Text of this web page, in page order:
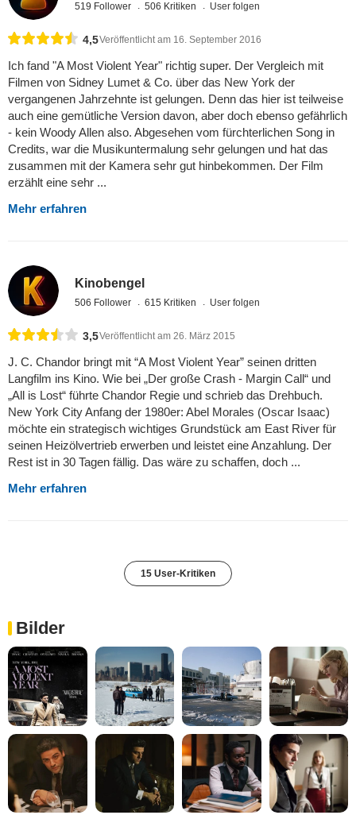
519 Follower 506 Kritiken User folgen
4,5Veröffentlicht am 16. September 2016
Ich fand "A Most Violent Year" richtig super. Der Vergleich mit
Filmen von Sidney Lumet & Co. über das New York der
vergangenen Jahrzehnte ist gelungen. Denn das hier ist teilweise
auch eine gemütliche Version davon, aber doch ebenso gefährlich
- kein Woody Allen also. Abgesehen vom fürchterlichen Song in
Credits, war die Musikuntermalung sehr gelungen und hat das
zusammen mit der Kamera sehr gut hinbekommen. Der Film
erzählt eine sehr ...
Mehr erfahren
Kinobengel
506 Follower 615 Kritiken User folgen
3,5Veröffentlicht am 26. März 2015
J. C. Chandor bringt mit “A Most Violent Year” seinen dritten
Langfilm ins Kino. Wie bei „Der große Crash - Margin Call“ und
„All is Lost“ führte Chandor Regie und schrieb das Drehbuch.
New York City Anfang der 1980er: Abel Morales (Oscar Isaac)
möchte ein strategisch wichtiges Grundstück am East River für
seinen Heizölvertrieb erwerben und leistet eine Anzahlung. Der
Rest ist in 30 Tagen fällig. Das wäre zu schaffen, doch ...
Mehr erfahren
15 User-Kritiken
Bilder